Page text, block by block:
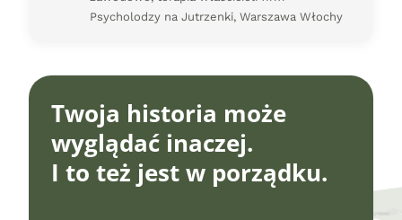
Psycholodzy na Jutrzenki, Warszawa Włochy
Twoja historia może
wyglądać inaczej.
I to też jest w porządku.